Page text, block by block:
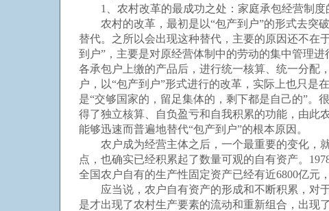
1、农村改革的最成功之处：家庭承包经营制度
农村的改革，最初是以“包产到户”的形式去突破
替代。之所以会出现这种替代，主要的原因还不在
到户”，主要是对原经营体制中的劳动的集中管理
各承包户上缴的产品后，进行统一核算、统一分配
户，以“包产到户”形式进行的改革，实际上也只是
是“交够国家的，留足集体的，剩下都是自己的”。
得了独立核算、自负盈亏和自我积累的功能，由此
能够迅速而普遍地替代“包产到户”的根本原因。
农户成为经营主体之后，一个最重要的变化，就
点，也确实已经积累起了数量可观的自有资产。
全国农户自有的生产性固定资产已经有近6800亿元
应当说，农户自有资产的形成和不断积累，对于
是才出现了农村生产要素的流动和重新组合，出现